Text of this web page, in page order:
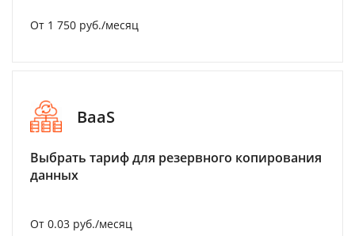
От 1 750 руб./месяц
BaaS
Выбрать тариф для резервного копирования
данных
От 0.03 руб./месяц